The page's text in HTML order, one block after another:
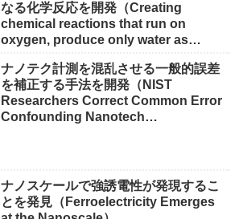
なる化学反応を開発（Creating
chemical reactions that run on
oxygen, produce only water as
ナノテク計測を混乱させる一般的誤差
を補正する手法を開発（NIST
Researchers Correct Common Error
Confounding Nanotech
ナノスケールで強誘電性が発現するこ
とを発見（Ferroelectricity Emerges